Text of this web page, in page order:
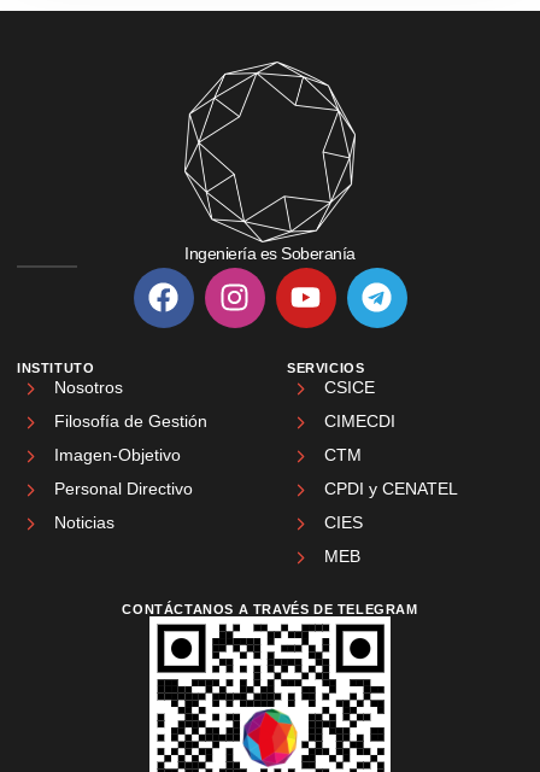
Ingeniería es Soberanía
INSTITUTO
Nosotros
Filosofía de Gestión
Imagen-Objetivo
Personal Directivo
Noticias
SERVICIOS
CSICE
CIMECDI
CTM
CPDI y CENATEL
CIES
MEB
CONTÁCTANOS A TRAVÉS DE TELEGRAM